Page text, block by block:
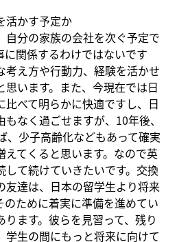
活かす予定か
自分の家族の会社を次ぐ予定で
に関係するわけではないです
考え方や行動力、経験を活かせ
思います。また、今現在では日
べて明らかに快適ですし、日
なく過ごせますが、10年後、
、少子高齢化などもあって確実
えてくると思います。なので英
て続けていきたいです。交換
友達は、日本の留学生より将来
のために着実に準備を進めてい
ます。彼らを見習って、残り
学生の間にもっと将来に向けて